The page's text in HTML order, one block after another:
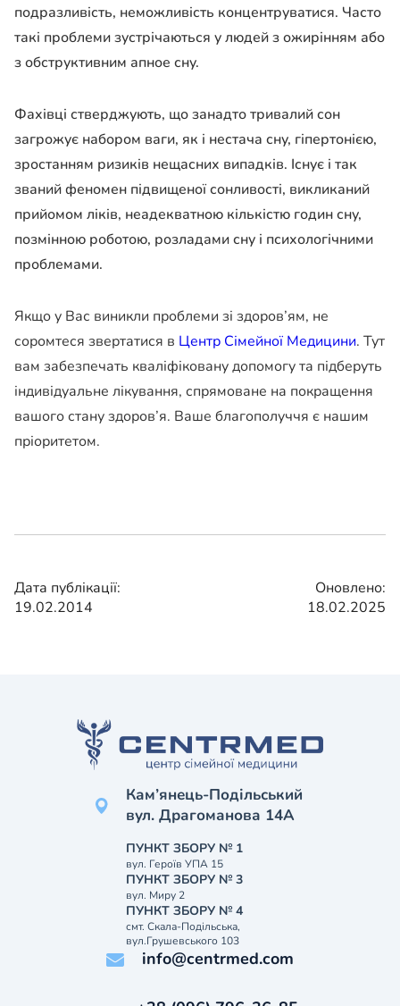
подразливість, неможливість концентруватися. Часто
такі проблеми зустрічаються у людей з ожирінням або
з обструктивним апное сну.
Фахівці стверджують, що занадто тривалий сон
загрожує набором ваги, як і нестача сну, гіпертонією,
зростанням ризиків нещасних випадків. Існує і так
званий феномен підвищеної сонливості, викликаний
прийомом ліків, неадекватною кількістю годин сну,
позмінною роботою, розладами сну і психологічними
проблемами.
Якщо у Вас виникли проблеми зі здоров’ям, не
соромтеся звертатися в Центр Сімейної Медицини. Тут
вам забезпечать кваліфіковану допомогу та підберуть
індивідуальне лікування, спрямоване на покращення
вашого стану здоров’я. Ваше благополуччя є нашим
пріоритетом.
Дата публікації:
19.02.2014
Оновлено:
18.02.2025
Кам’янець-Подільський
вул. Драгоманова 14А
ПУНКТ ЗБОРУ № 1
вул. Героїв УПА 15
ПУНКТ ЗБОРУ № 3
вул. Миру 2
ПУНКТ ЗБОРУ № 4
смт. Скала-Подільська,
вул.Грушевського 103
info@centrmed.com